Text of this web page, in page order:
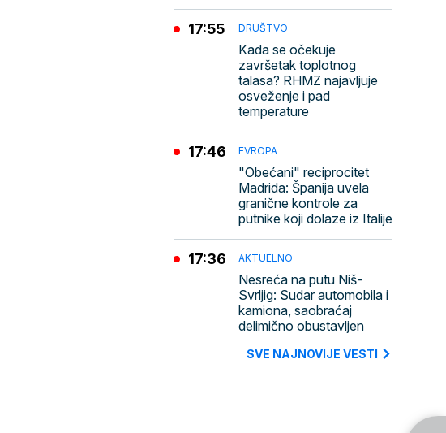
DRUŠTVO
Kada se očekuje
završetak toplotnog
talasa? RHMZ najavljuje
osveženje i pad
temperature
17:55
EVROPA
"Obećani" reciprocitet
Madrida: Španija uvela
granične kontrole za
putnike koji dolaze iz Italije
17:46
AKTUELNO
Nesreća na putu Niš-
Svrljig: Sudar automobila i
kamiona, saobraćaj
delimično obustavljen
17:36
SVE NAJNOVIJE VESTI